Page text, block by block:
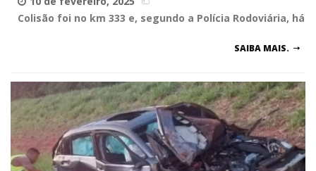
Colisão foi no km 333 e, segundo a Polícia Rodoviária, há
SAIBA MAIS.